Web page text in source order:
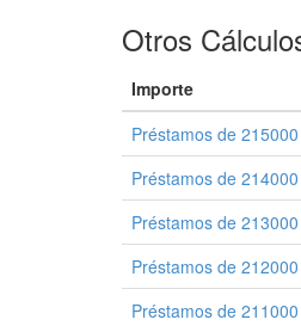
Otros
Importe
Préstamos de
Préstamos de
Préstamos de
Préstamos de
Préstamos de